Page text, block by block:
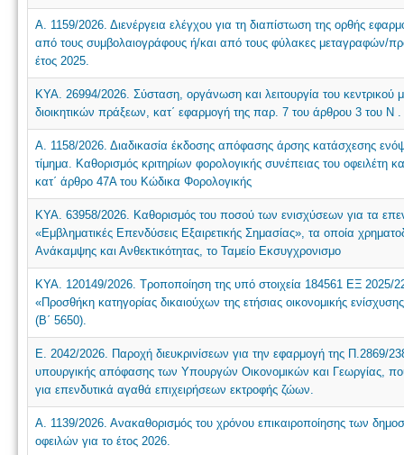
Α. 1159/2026. Διενέργεια ελέγχου για τη διαπίστωση της ορθής
από τους συμβολαιογράφους ή/και από τους φύλακες μεταγραφών/
έτος 2025.
ΚΥΑ. 26994/2026. Σύσταση, οργάνωση και λειτουργία του
διοικητικών πράξεων, κατ΄ εφαρμογή της παρ. 7 του άρθρου 3 του N
Α. 1158/2026. Διαδικασία έκδοσης απόφασης άρσης κατάσχεσης
τίμημα. Καθορισμός κριτηρίων φορολογικής συνέπειας του οφειλέτη
κατ΄ άρθρο 47Α του Κώδικα Φορολογικής
ΚΥΑ. 63958/2026. Καθορισμός του ποσού των ενισχύσεων για τα
«Εμβληματικές Επενδύσεις Εξαιρετικής Σημασίας», τα οποία
Ανάκαμψης και Ανθεκτικότητας, το Ταμείο Εκσυγχρονισμο
ΚΥΑ. 120149/2026. Τροποποίηση της υπό στοιχεία 184561 ΕΞ 2025/
«Προσθήκη κατηγορίας δικαιούχων της ετήσιας οικονομικής
(Β΄ 5650).
Ε. 2042/2026. Παροχή διευκρινίσεων για την εφαρμογή της Π.2869/
υπουργικής απόφασης των Υπουργών Οικονομικών και Γεωργίας,
για επενδυτικά αγαθά επιχειρήσεων εκτροφής ζώων.
Α. 1139/2026. Ανακαθορισμός του χρόνου επικαιροποίησης των
οφειλών για το έτος 2026.